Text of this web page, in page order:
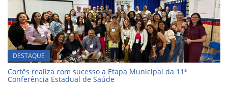
DESTAQUE
Cortês realiza com sucesso a Etapa Municipal da 11ª
Conferência Estadual de Saúde